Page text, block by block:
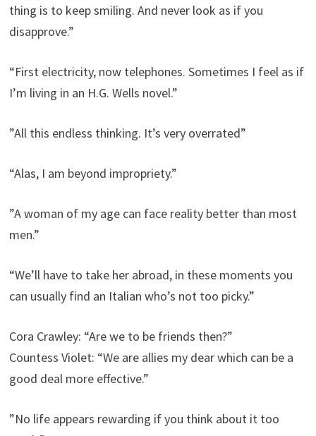
thing is to keep smiling. And never look as if you
disapprove.”
“First electricity, now telephones. Sometimes I feel as if
I’m living in an H.G. Wells novel.”
”All this endless thinking. It’s very overrated”
“Alas, I am beyond impropriety.”
”A woman of my age can face reality better than most
men.”
“We’ll have to take her abroad, in these moments you
can usually find an Italian who’s not too picky.”
Cora Crawley: “Are we to be friends then?”
Countess Violet: “We are allies my dear which can be a
good deal more effective.”
”No life appears rewarding if you think about it too